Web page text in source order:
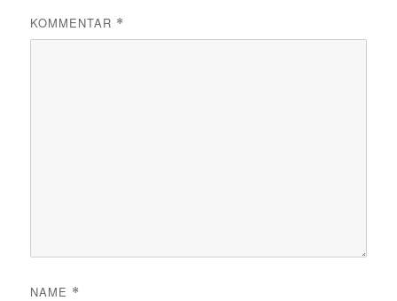
KOMMENTAR *
NAME *